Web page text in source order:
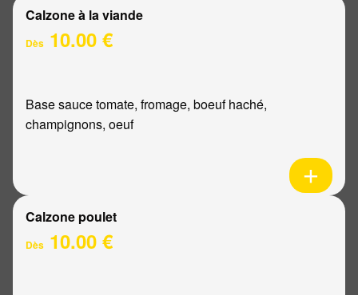
Calzone à la viande
Dès 10.00 €
Base sauce tomate, fromage, boeuf haché,
champignons, oeuf
Calzone poulet
Dès 10.00 €